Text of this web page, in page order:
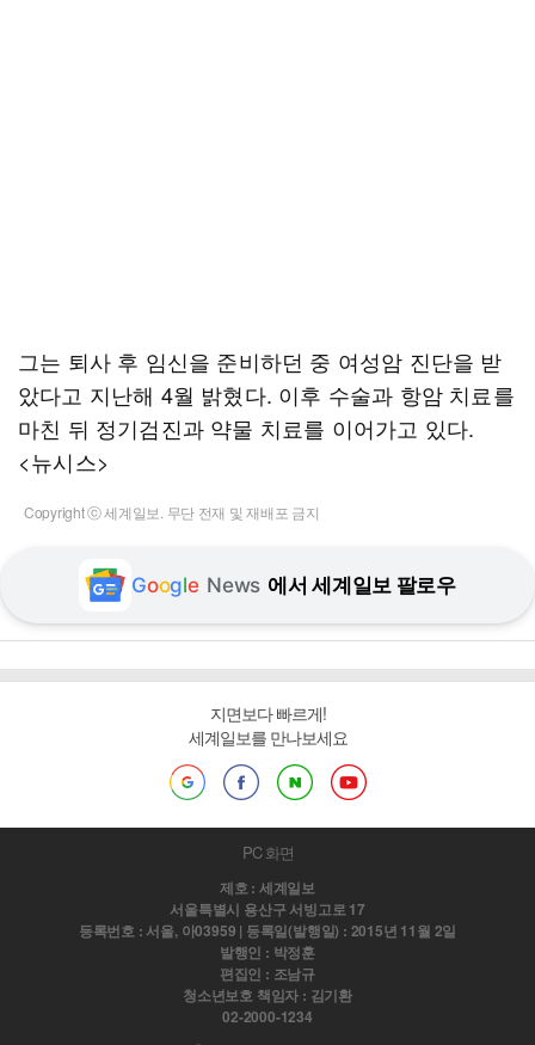
그는 퇴사 후 임신을 준비하던 중 여성암 진단을 받
았다고 지난해 4월 밝혔다. 이후 수술과 항암 치료를
마친 뒤 정기검진과 약물 치료를 이어가고 있다.
<뉴시스>
Copyright ⓒ 세계일보. 무단 전재 및 재배포 금지
Google News 에서 세계일보 팔로우
지면보다 빠르게!
세계일보를 만나보세요
PC 화면
제호 : 세계일보
서울특별시 용산구 서빙고로 17
등록번호 : 서울, 아03959 | 등록일(발행일) : 2015년 11월 2일
발행인 : 박정훈
편집인 : 조남규
청소년보호 책임자 : 김기환
02-2000-1234